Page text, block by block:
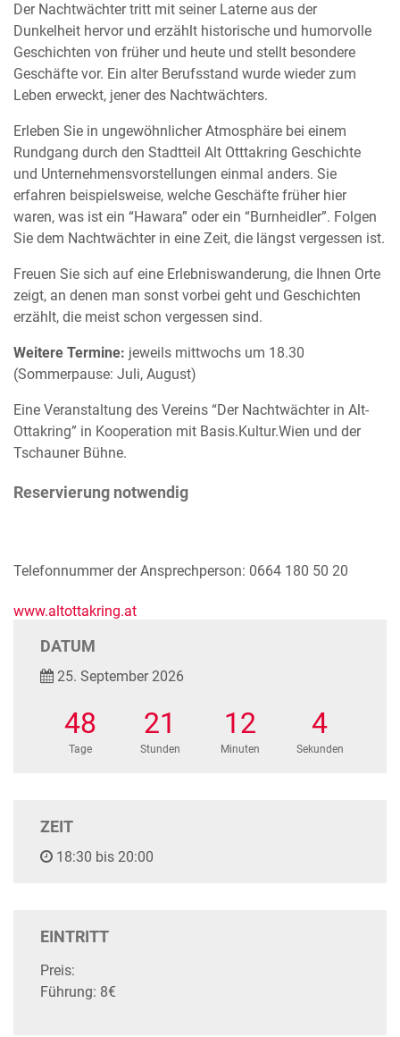
Der Nachtwächter tritt mit seiner Laterne aus der
Dunkelheit hervor und erzählt historische und humorvolle
Geschichten von früher und heute und stellt besondere
Geschäfte vor. Ein alter Berufsstand wurde wieder zum
Leben erweckt, jener des Nachtwächters.
Erleben Sie in ungewöhnlicher Atmosphäre bei einem
Rundgang durch den Stadtteil Alt Otttakring Geschichte
und Unternehmensvorstellungen einmal anders. Sie
erfahren beispielsweise, welche Geschäfte früher hier
waren, was ist ein “Hawara” oder ein “Burnheidler”. Folgen
Sie dem Nachtwächter in eine Zeit, die längst vergessen ist.
Freuen Sie sich auf eine Erlebniswanderung, die Ihnen Orte
zeigt, an denen man sonst vorbei geht und Geschichten
erzählt, die meist schon vergessen sind.
Weitere Termine: jeweils mittwochs um 18.30
(Sommerpause: Juli, August)
Eine Veranstaltung des Vereins “Der Nachtwächter in Alt-
Ottakring” in Kooperation mit Basis.Kultur.Wien und der
Tschauner Bühne.
Reservierung notwendig
Telefonnummer der Ansprechperson: 0664 180 50 20
www.altottakring.at
DATUM
25. September 2026
48
Tage
21
Stunden
12
Minuten
3
Sekunden
ZEIT
18:30 bis 20:00
EINTRITT
Preis:
Führung: 8€